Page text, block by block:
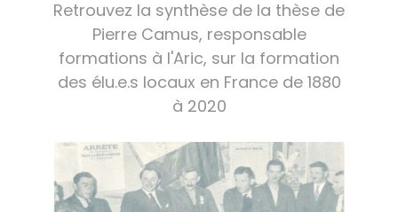
Retrouvez la synthèse de la thèse de
Pierre Camus, responsable
formations à l'Aric, sur la formation
des élu.e.s locaux en France de 1880
à 2020